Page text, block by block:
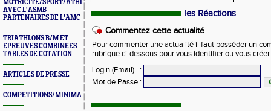
MOTRICITÉ/SPORT/ATHLÉ
AVEC L'ASMB
PARTENAIRES DE L'AMC
TRIATHLONS B/M ET
EPREUVES COMBINEES-
TABLES DE COTATION
ARTICLES DE PRESSE
COMPETITIONS/MINIMAS/MEETINGS/ENGAGES
les Réactions
Commentez cette actualité
Pour commenter une actualité il faut posséder un
rubrique ci-dessous pour vous identifier ou vous
Login (Email)
:
Mot de Passe :